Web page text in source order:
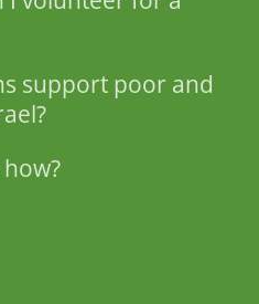
support poor and